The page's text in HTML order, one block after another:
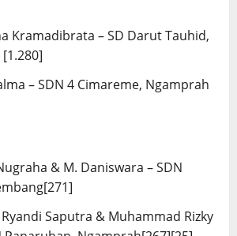
Kramadibrata – SD Darut Tauhid,
– SDN 4 Cimareme, Ngamprah
& M. Daniswara – SDN
Saputra & Muhammad Rizky